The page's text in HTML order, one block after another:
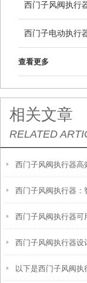
西门子风阀执行
西门子电动执行
查看更多
相关文章
RELATED
西门子风阀执行器高
保养策略
西门子风阀执行器：
统的关键组件
西门子风阀执行器可
西门子风阀执行器设
全
以下是西门子风阀执